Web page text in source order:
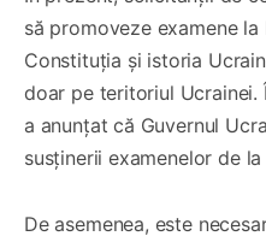
să promoveze examene la
Constituția și istoria
doar pe teritoriul Ucrainei.
a anunțat că Guvernul
susținerii examenelor de
De asemenea, este